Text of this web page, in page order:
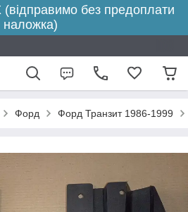
(відправимо без предоплати
наложка)
Форд Форд Транзит 1986-1999